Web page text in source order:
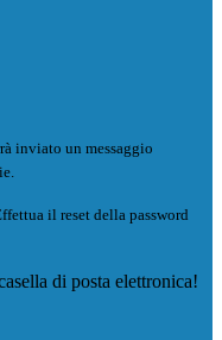
inviato un messaggio
il reset della password
di posta elettronica!